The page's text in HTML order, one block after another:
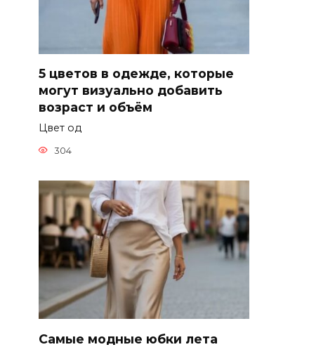
5 цветов в одежде, которые
могут визуально добавить
возраст и объём
Цвет од
304
Самые модные юбки лета